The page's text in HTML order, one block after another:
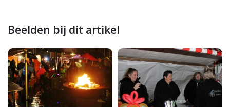
Beelden bij dit artikel